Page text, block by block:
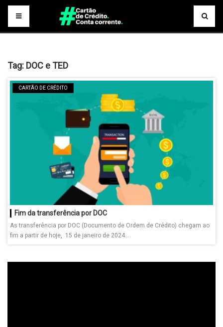
Tag: DOC e TED
CARTÃO DE CRÉDITO
Fim da transferência por DOC
As transferência por DOC (Documento de Ordem de Crédito) chegam ao
fim a partir de hoje, 15 de janeiro de 2024....